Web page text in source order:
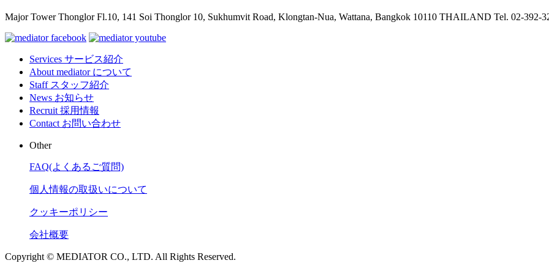
Major Tower Thonglor Fl.10, 141 Soi Thonglor 10, Sukhumvit Road, Klongtan-Nua, Wattana, Bangkok 10110 THAILAND Tel. 02-392-
Services サービス紹介
About mediator について
Staff スタッフ紹介
News お知らせ
Recruit 採用情報
Contact お問い合わせ
Other
FAQ(よくあるご質問)
個人情報の取扱いについて
クッキーポリシー
会社概要
Copyright © MEDIATOR CO., LTD. All Rights Reserved.